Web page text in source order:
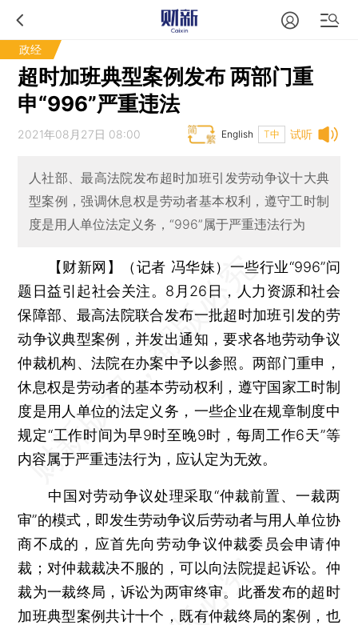
政经
超时加班典型案例发布 两部门重
申“996”严重违法
试听
2021年08月27日 08:00 T中
English
人社部、最高法院发布超时加班引发劳动争议十大典
型案例，强调休息权是劳动者基本权利，遵守工时制
度是用人单位法定义务，“996”属于严重违法行为
【财新网】（记者 冯华妹） 一些行业“996”问
题日益引起社会关注。8月26日，人力资源和社会
保障部、最高法院联合发布一批超时加班引发的劳
动争议典型案例，并发出通知，要求各地劳动争议
仲裁机构、法院在办案中予以参照。两部门重申，
休息权是劳动者的基本劳动权利，遵守国家工时制
度是用人单位的法定义务，一些企业在规章制度中
规定“工作时间为早9时至晚9时，每周工作6天”等
内容属于严重违法行为，应认定为无效。
中国对劳动争议处理采取“仲裁前置、一裁两
审”的模式，即发生劳动争议后劳动者与用人单位协
商不成的，应首先向劳动争议仲裁委员会申请仲
裁；对仲裁裁决不服的，可以向法院提起诉讼。仲
裁为一裁终局，诉讼为两审终审。此番发布的超时
加班典型案例共计十个，既有仲裁终局的案例，也